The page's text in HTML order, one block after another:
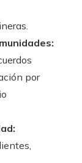
por